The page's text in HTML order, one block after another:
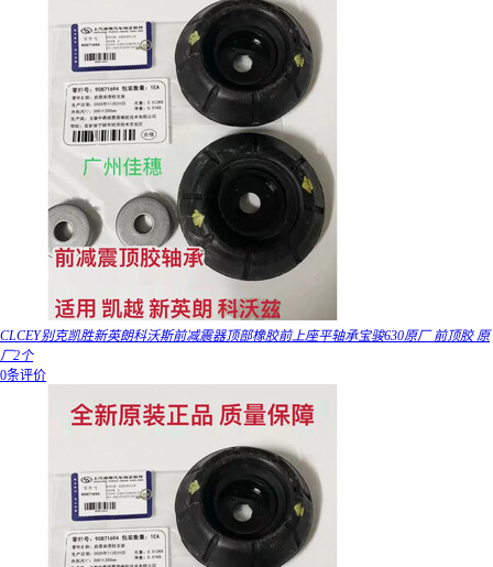
CLCEY别克凯胜新英朗科沃斯前减震器顶部橡胶前上座平轴承宝骏630原厂 前顶胶 原
厂2个
0条评价